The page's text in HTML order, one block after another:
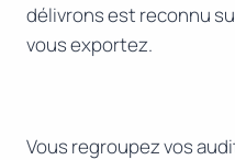
délivrons est reconnu
vous exportez.
Vous regroupez vos